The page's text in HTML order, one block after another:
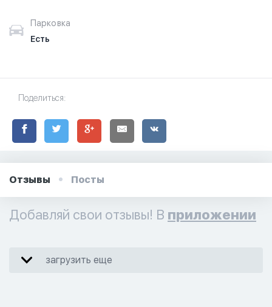
Парковка
Есть
Поделиться:
Отзывы Посты
Добавляй свои отзывы! В приложении
загрузить еще